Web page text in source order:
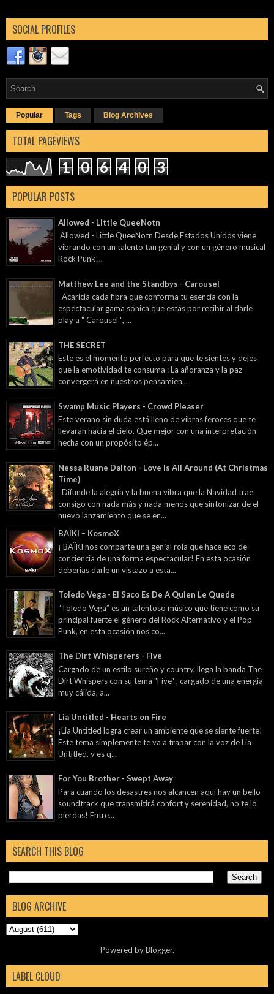
SOCIAL PROFILES
Popular Tags Blog Archives
TOTAL PAGEVIEWS
1 0 6 4 0 3
POPULAR POSTS
Allowed - Little QueeNotn
Allowed - Little QueeNotn Desde Estados Unidos viene
vibrando con un talento tan genial y con un género musical
Rock Punk ...
Matthew Lee and the Standbys - Carousel
Acaricia cada fibra que conforma tu esencia con la
espectacular gama sónica que estás por recibir al darle
play a " Carousel ", ...
THE SECRET
Este es el momento perfecto para que te sientes y dejes
que la emotividad te consuma : La añoranza y la paz
convergerá en nuestros pensamien...
Swamp Music Players - Crowd Pleaser
Este verano sin duda está lleno de vibras feroces que te
llevarán hacia el cielo. Que mejor con una interpretación
hecha con un propósito ép...
Nessa Ruane Dalton - Love Is All Around (At Christmas
Time)
Difunde la alegría y la buena vibra que la Navidad trae
consigo con nada más y nada menos que sintonizar de el
nuevo lanzamiento que se en...
BAÏKI – KosmoX
¡ BAÏKI nos comparte una genial rola que hace eco de
conciencia de una forma espectacular! En esta ocasión
deberías darle un vistazo a esta...
Toledo Vega - El Saco Es De A Quien Le Quede
“Toledo Vega” es un talentoso músico que tiene como su
principal fuerte el género del Rock Alternativo y el Pop
Punk, en esta ocasión nos co...
The Dirt Whisperers - Five
Cargado de un estilo sureño y country, llega la banda The
Dirt Whispers con su tema "Five" , cargado de una energía
muy cálida, a...
Lia Untitled - Hearts on Fire
¡Lia Untitled logra crear un ambiente que se siente fuerte!
Este tema simplemente te va a trapar con la voz de Lia
Untitled, y es q...
For You Brother - Swept Away
Para cuando los desastres nos alcancen aquí hay un bello
soundtrack que transmitirá confort y serenidad, no te lo
pierdas! Entre...
SEARCH THIS BLOG
BLOG ARCHIVE
Powered byBlogger.
LABEL CLOUD